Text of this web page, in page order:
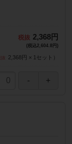
2,368円
(税込2,604.8円)
2,368円 × 1 セット ）